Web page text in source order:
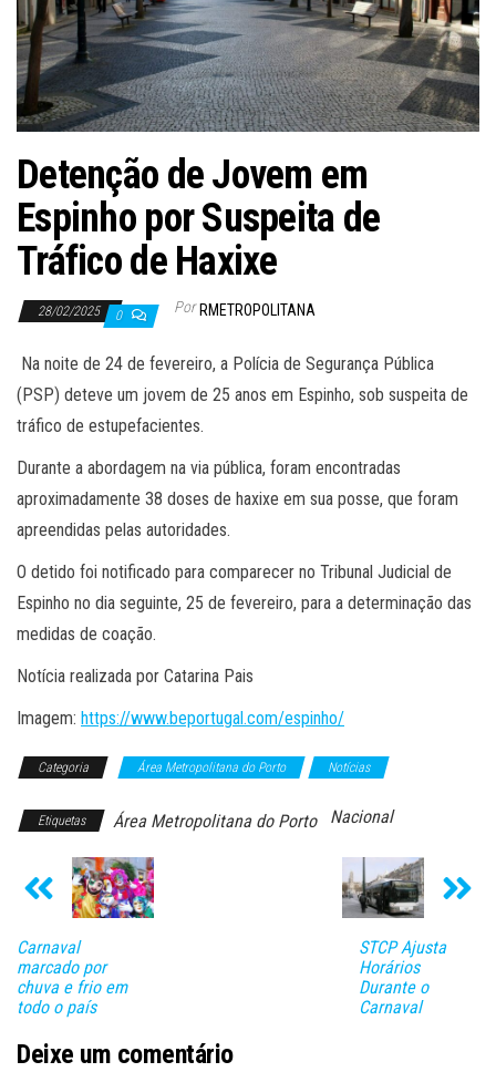
Detenção de Jovem em
Espinho por Suspeita de
Tráfico de Haxixe
28/02/2025 0 Por RMETROPOLITANA
Na noite de 24 de fevereiro, a Polícia de Segurança Pública
(PSP) deteve um jovem de 25 anos em Espinho, sob suspeita de
tráfico de estupefacientes.
Durante a abordagem na via pública, foram encontradas
aproximadamente 38 doses de haxixe em sua posse, que foram
apreendidas pelas autoridades.
O detido foi notificado para comparecer no Tribunal Judicial de
Espinho no dia seguinte, 25 de fevereiro, para a determinação das
medidas de coação.
Notícia realizada por Catarina Pais
Imagem: https://www.beportugal.com/espinho/
Categoria Área Metropolitana do Porto Notícias
Etiquetas Área Metropolitana do Porto Nacional
Carnaval
marcado por
chuva e frio em
todo o país
STCP Ajusta
Horários
Durante o
Carnaval
Deixe um comentário